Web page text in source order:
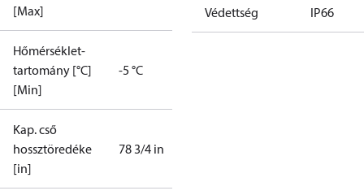
[Max]
Hőmérséklet-
tartomány [°C]
[Min]
-5 °C
Kap. cső
hossztöredéke
[in]
78 3/4 in
Védettség IP66